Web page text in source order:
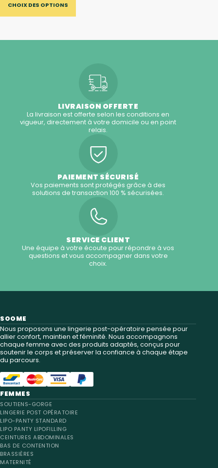
CHOIX DES OPTIONS
LIVRAISON OFFERTE
La livraison est offerte selon les conditions en
vigueur, directement à votre domicile ou en point
relais.
PAIEMENT SÉCURISÉ
Vos paiements sont protégés grâce à des
solutions de transaction 100 % sécurisées.
SERVICE CLIENT
Une équipe à votre écoute pour répondre à vos
questions et vous accompagner dans votre
choix.
FEMMES
SOUTIENS-GORGE
LINGERIE POST OPÉRATOIRE
LIPO-PANTY STANDARD
LIPO PANTY LIPOFILLING
CEINTURES ABDOMINALES
BAS DE CONTENTION
BRASSIÈRES
MATERNITÉ
SOOME
Nous proposons une lingerie post-opératoire pensée pour
allier confort, maintien et féminité. Nous accompagnons
chaque femme avec des produits adaptés, conçus pour
soutenir le corps et préserver la confiance à chaque étape
du parcours.